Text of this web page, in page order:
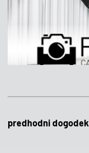
predhodni dogodek